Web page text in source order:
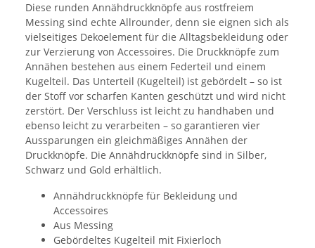
Diese runden Annähdruckknöpfe aus rostfreiem
Messing sind echte Allrounder, denn sie eignen sich als
vielseitiges Dekoelement für die Alltagsbekleidung oder
zur Verzierung von Accessoires. Die Druckknöpfe zum
Annähen bestehen aus einem Federteil und einem
Kugelteil. Das Unterteil (Kugelteil) ist gebördelt – so ist
der Stoff vor scharfen Kanten geschützt und wird nicht
zerstört. Der Verschluss ist leicht zu handhaben und
ebenso leicht zu verarbeiten – so garantieren vier
Aussparungen ein gleichmäßiges Annähen der
Druckknöpfe. Die Annähdruckknöpfe sind in Silber,
Schwarz und Gold erhältlich.
Annähdruckknöpfe für Bekleidung und
Accessoires
Aus Messing
Gebördeltes Kugelteil mit Fixierloch